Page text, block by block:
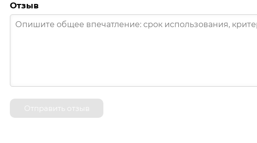
Отзыв
Отправить отзыв